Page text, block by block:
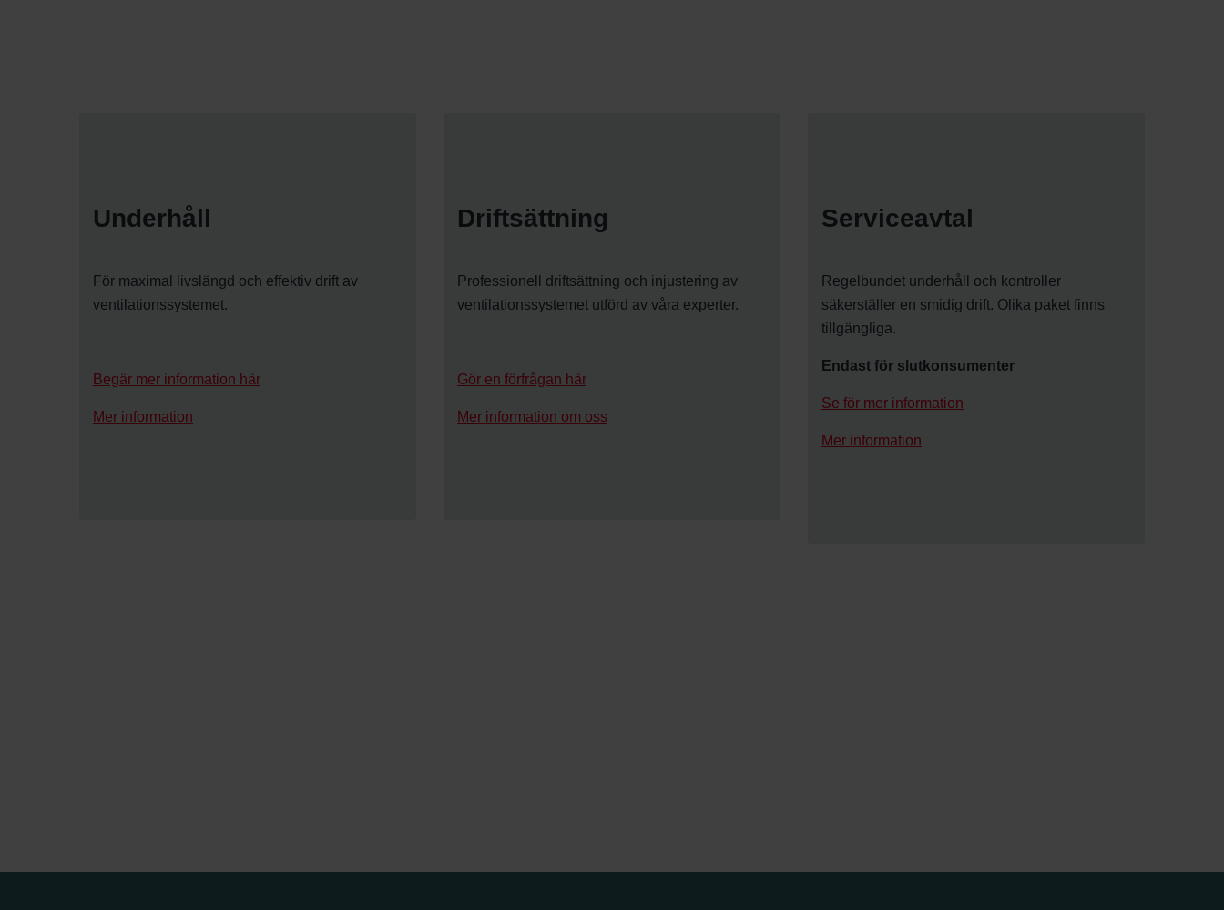
Underhåll
För maximal livslängd och effektiv drift av
ventilationssystemet.
Begär mer information här
Mer information
Driftsättning
Professionell driftsättning och injustering av
ventilationssystemet utförd av våra experter.
Gör en förfrågan här
Mer information om oss
Serviceavtal
Regelbundet underhåll och kontroller
säkerställer en smidig drift. Olika paket finns
tillgängliga.
Endast för slutkonsumenter
Se för mer information
Mer information